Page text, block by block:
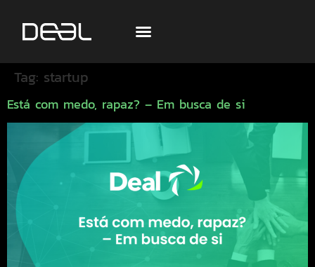
Tag: startup
Está com medo, rapaz? – Em busca de si